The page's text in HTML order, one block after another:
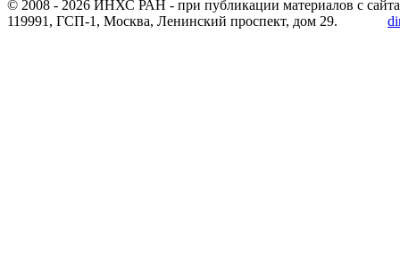
© 2008 - 2026 ИНХС РАН - при публикации материалов с сайта
119991, ГСП-1, Москва, Ленинский проспект, дом 29.